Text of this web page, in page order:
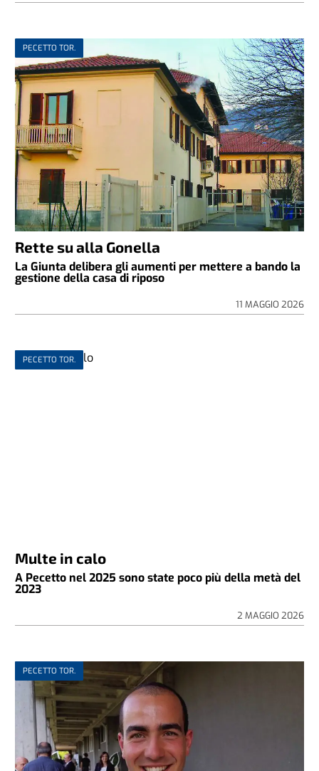
PECETTO TOR.
Rette su alla Gonella
La Giunta delibera gli aumenti per mettere a bando la
gestione della casa di riposo
11 MAGGIO 2026
PECETTO TOR.
Multe in calo
A Pecetto nel 2025 sono state poco più della metà del
2023
2 MAGGIO 2026
PECETTO TOR.